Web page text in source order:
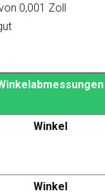
0,001 Zoll
Winkel
Winkel